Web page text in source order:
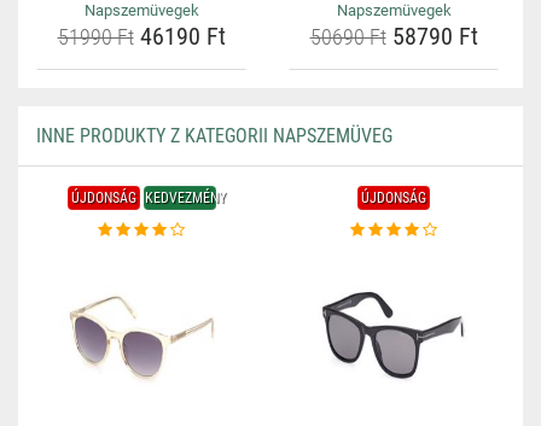
Napszemüvegek
51990 Ft46190 Ft
Napszemüvegek
50690 Ft58790 Ft
INNE PRODUKTY Z KATEGORII NAPSZEMÜVEG
ÚJDONSÁG KEDVEZMÉNY ÚJDONSÁG